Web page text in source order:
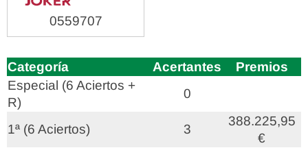
0559707
Categoría Acertantes
Premios
Especial (6 Aciertos +
R)
0
1ª (6 Aciertos) 3
388.225,95
€